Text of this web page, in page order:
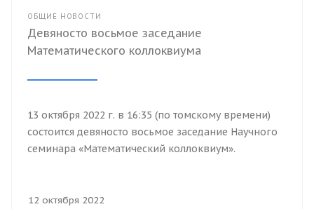
ОБЩИЕ НОВОСТИ
Девяносто восьмое заседание
Математического коллоквиума
13 октября 2022 г. в 16:35 (по томскому времени)
состоится девяносто восьмое заседание Научного
семинара «Математический коллоквиум».
12 октября 2022